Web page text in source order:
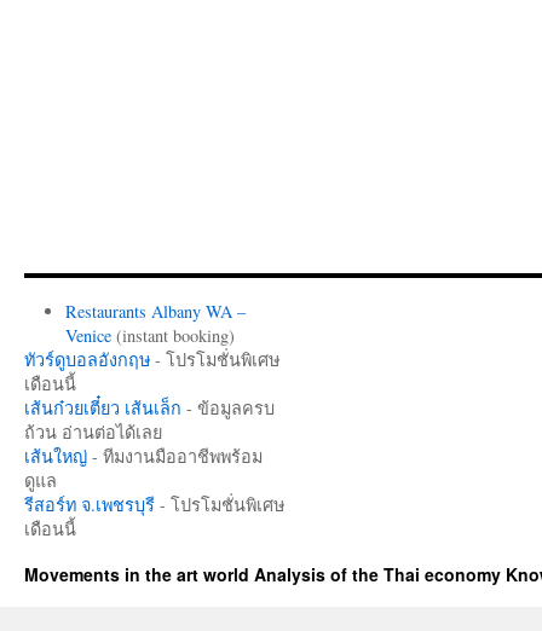
Restaurants Albany WA –
Venice(instant booking)
ทัวร์ดูบอลอังกฤษ - โปรโมชั่นพิเศษ
เดือนนี้
เส้นก๋วยเตี๋ยว เส้นเล็ก - ข้อมูลครบ
ถ้วน อ่านต่อได้เลย
เส้นใหญ่ - ทีมงานมืออาชีพพร้อม
ดูแล
รีสอร์ท จ.เพชรบุรี - โปรโมชั่นพิเศษ
เดือนนี้
Movements in the art world Analysis of the Thai economy